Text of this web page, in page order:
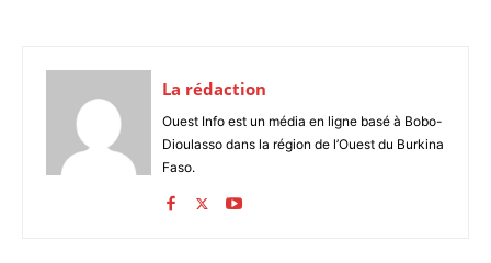
La rédaction
Ouest Info est un média en ligne basé à Bobo-
Dioulasso dans la région de l’Ouest du Burkina
Faso.